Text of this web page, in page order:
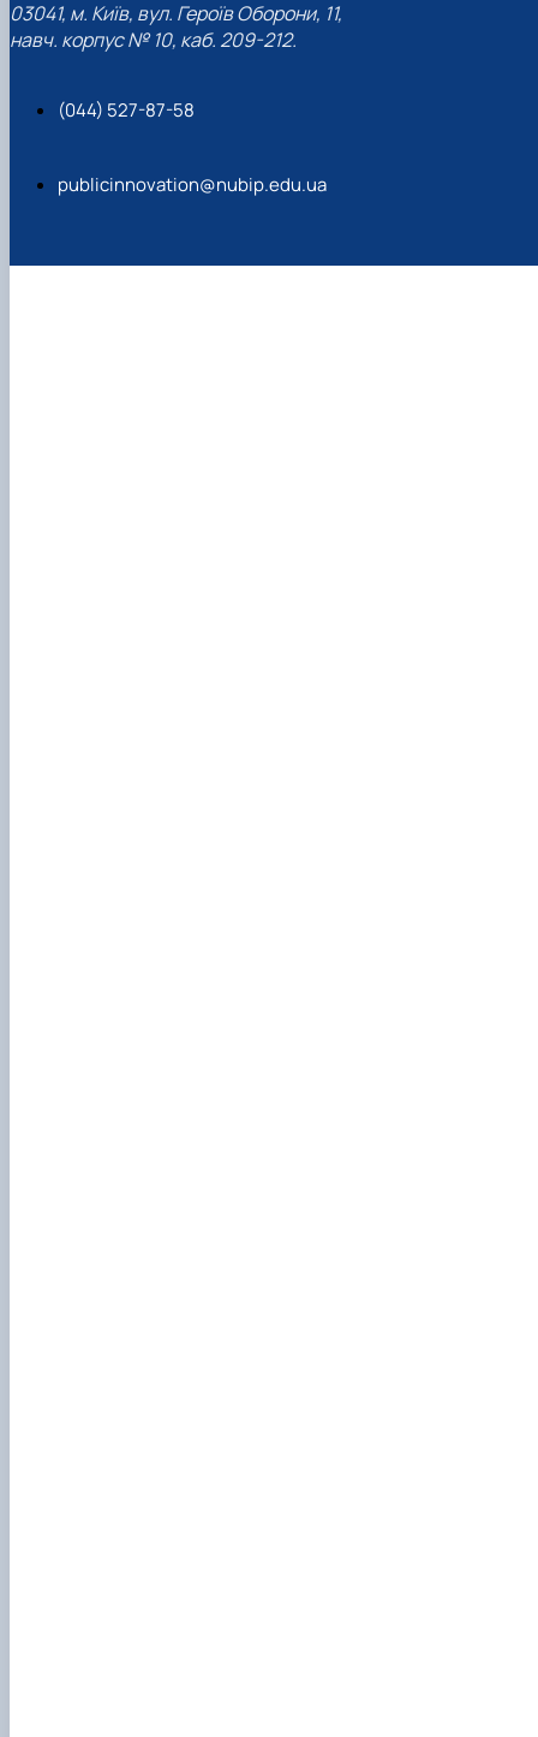
03041, м. Київ, вул. Героїв Оборони, 11,
навч. корпус № 10, каб. 209-212.
(044) 527-87-58
publicinnovation@nubip.edu.ua